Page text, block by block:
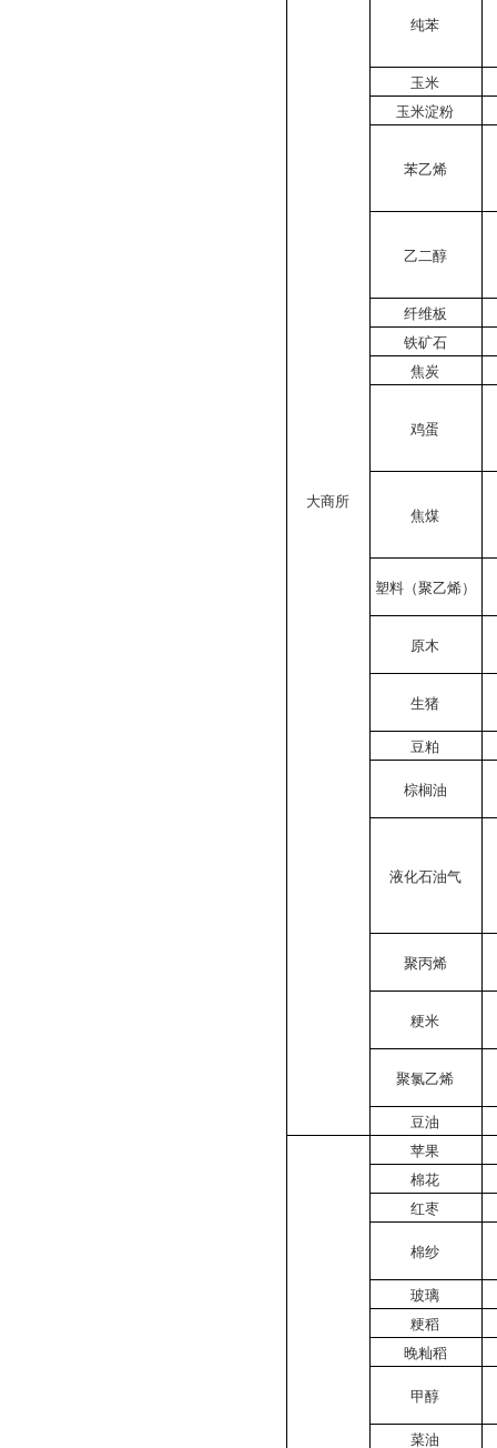
大商所
纯苯
玉米
玉米淀粉
苯乙烯
乙二醇
纤维板
铁矿石
焦炭
鸡蛋
焦煤
塑料（聚乙烯）
原木
生猪
豆粕
棕榈油
液化石油气
聚丙烯
粳米
聚氯乙烯
豆油
苹果
棉花
红枣
棉纱
玻璃
粳稻
晚籼稻
甲醇
菜油